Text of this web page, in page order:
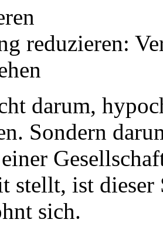
reduzieren:
darum,
Sondern
stellt, ist
sich.